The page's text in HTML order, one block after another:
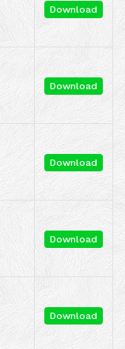
Download
Download
Download
Download
Download